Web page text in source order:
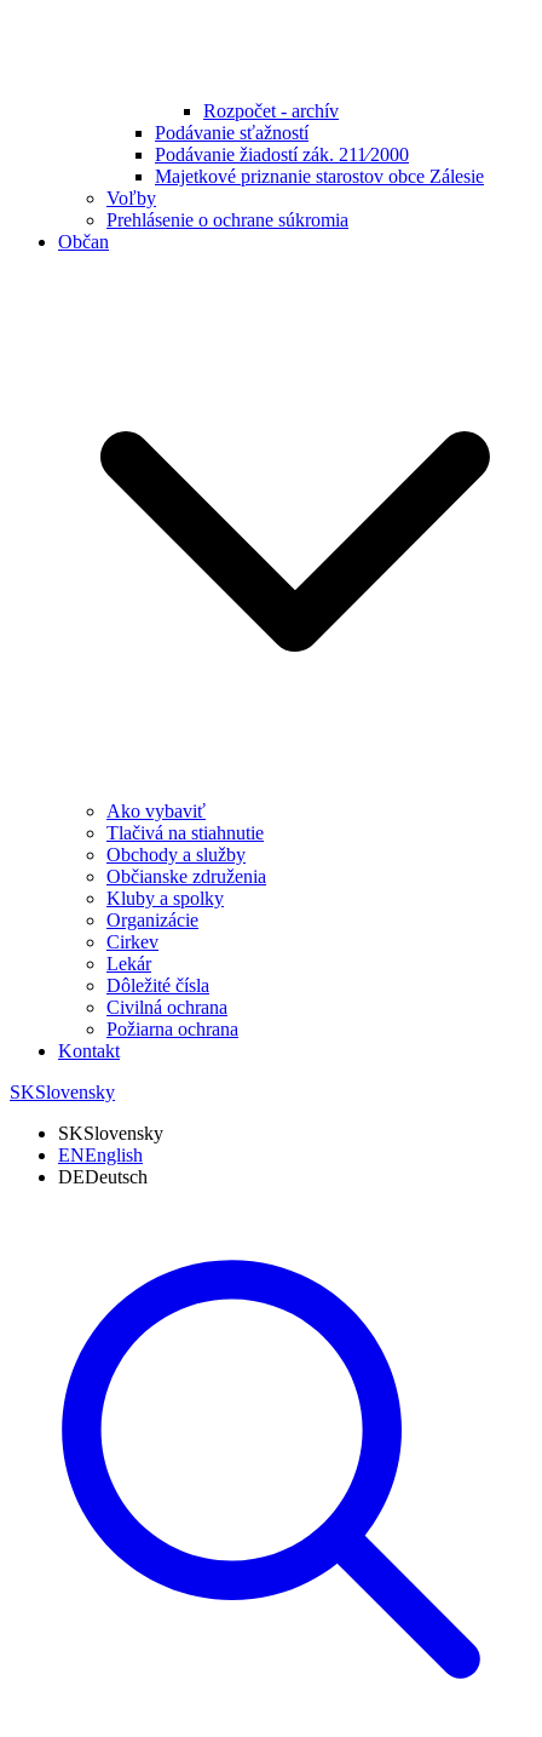
Rozpočet - archív
Podávanie sťažností
Podávanie žiadostí zák. 211⁄2000
Majetkové priznanie starostov obce Zálesie
Voľby
Prehlásenie o ochrane súkromia
Občan
Ako vybaviť
Tlačivá na stiahnutie
Obchody a služby
Občianske združenia
Kluby a spolky
Organizácie
Cirkev
Lekár
Dôležité čísla
Civilná ochrana
Požiarna ochrana
Kontakt
SKSlovensky
SKSlovensky
ENEnglish
DEDeutsch